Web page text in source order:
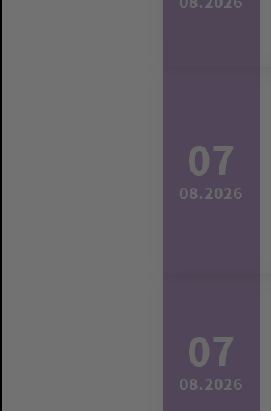
07
08.2026
07
08.2026